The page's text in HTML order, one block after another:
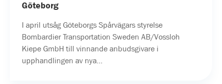
Göteborg
I april utsåg Göteborgs Spårvägars styrelse
Bombardier Transportation Sweden AB/Vossloh
Kiepe GmbH till vinnande anbudsgivare i
upphandlingen av nya...